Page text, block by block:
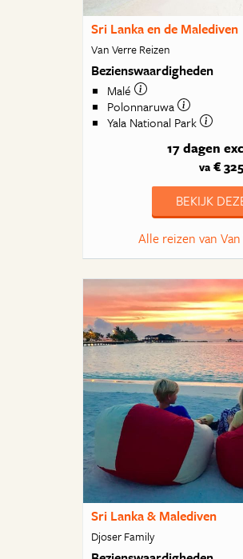
Sri Lanka en de Malediven
Van Verre Reizen
Bezienswaardigheden
Malé
Polonnaruwa
Yala National Park
17 dagen
va€
BEKIJK
Alle reizen van
Sri Lanka & Malediven
Djoser Family